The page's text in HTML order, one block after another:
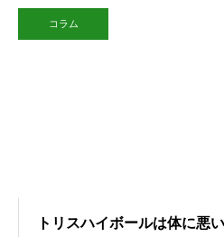
コラム
トリスハイボールは体に悪